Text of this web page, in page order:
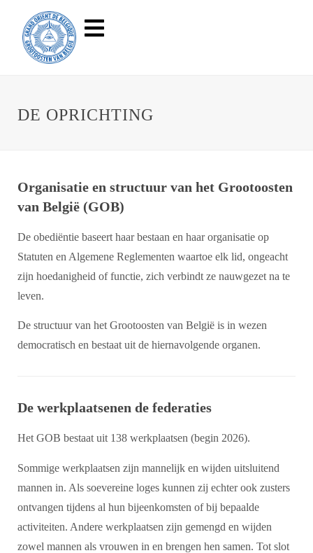
DE OPRICHTING
Organisatie en structuur van het Grootoosten
van België (GOB)
De obediëntie baseert haar bestaan en haar organisatie op
Statuten en Algemene Reglementen waartoe elk lid, ongeacht
zijn hoedanigheid of functie, zich verbindt ze nauwgezet na te
leven.
De structuur van het Grootoosten van België is in wezen
democratisch en bestaat uit de hiernavolgende organen.
De werkplaatsenen de federaties
Het GOB bestaat uit 138 werkplaatsen (begin 2026).
Sommige werkplaatsen zijn mannelijk en wijden uitsluitend
mannen in. Als soevereine loges kunnen zij echter ook zusters
ontvangen tijdens al hun bijeenkomsten of bij bepaalde
activiteiten. Andere werkplaatsen zijn gemengd en wijden
zowel mannen als vrouwen in en brengen hen samen. Tot slot